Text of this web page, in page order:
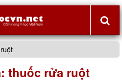
thuốc rửa ruột